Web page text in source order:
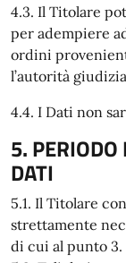
4.3. Il Titolare
per adempiere
ordini
l’autorità
4.4. I Dati non
5. PERIODO
DATI
5.1. Il Titolare
strettamente
di cui al punto 3.